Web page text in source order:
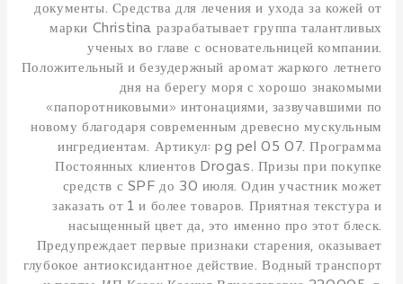
документы. Средства для лечения и ухода за кожей от
марки Christina разрабатывает группа талантливых
ученых во главе с основательницей компании.
Положительный и безудержный аромат жаркого летнего
дня на берегу моря с хорошо знакомыми
«папоротниковыми» интонациями, зазвучавшими по
новому благодаря современным древесно мускульным
ингредиентам. Артикул: pg pel 05 07. Программа
Постоянных клиентов Drogas. Призы при покупке
средств с SPF до 30 июля. Один участник может
заказать от 1 и более товаров. Приятная текстура и
насыщенный цвет да, это именно про этот блеск.
Предупреждает первые признаки старения, оказывает
глубокое антиоксидантное действие. Водный транспорт